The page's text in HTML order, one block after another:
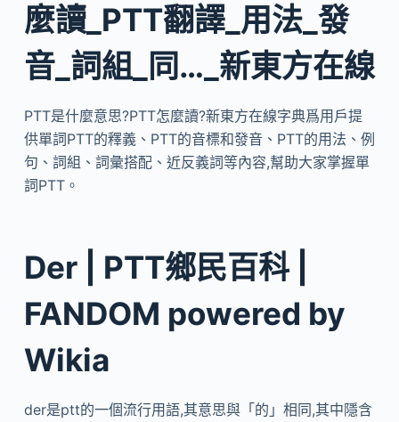
麼讀_PTT翻譯_用法_發
音_詞組_同…_新東方在線
PTT是什麼意思?PTT怎麼讀?新東方在線字典爲用戶提
供單詞PTT的釋義、PTT的音標和發音、PTT的用法、例
句、詞組、詞彙搭配、近反義詞等內容,幫助大家掌握單
詞PTT。
Der | PTT鄉民百科 |
FANDOM powered by
Wikia
der是ptt的一個流行用語,其意思與「的」相同,其中隱含